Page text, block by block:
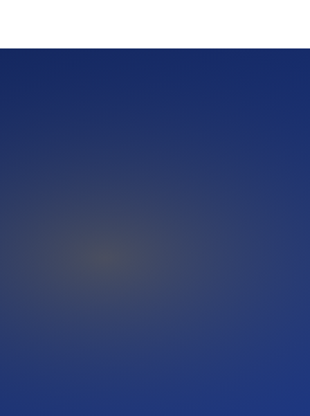
wie 'Welche guten Anbieter gibt es in Neuwirtshaus'
— und genau dort spielt eine Pressemitteilung ihre